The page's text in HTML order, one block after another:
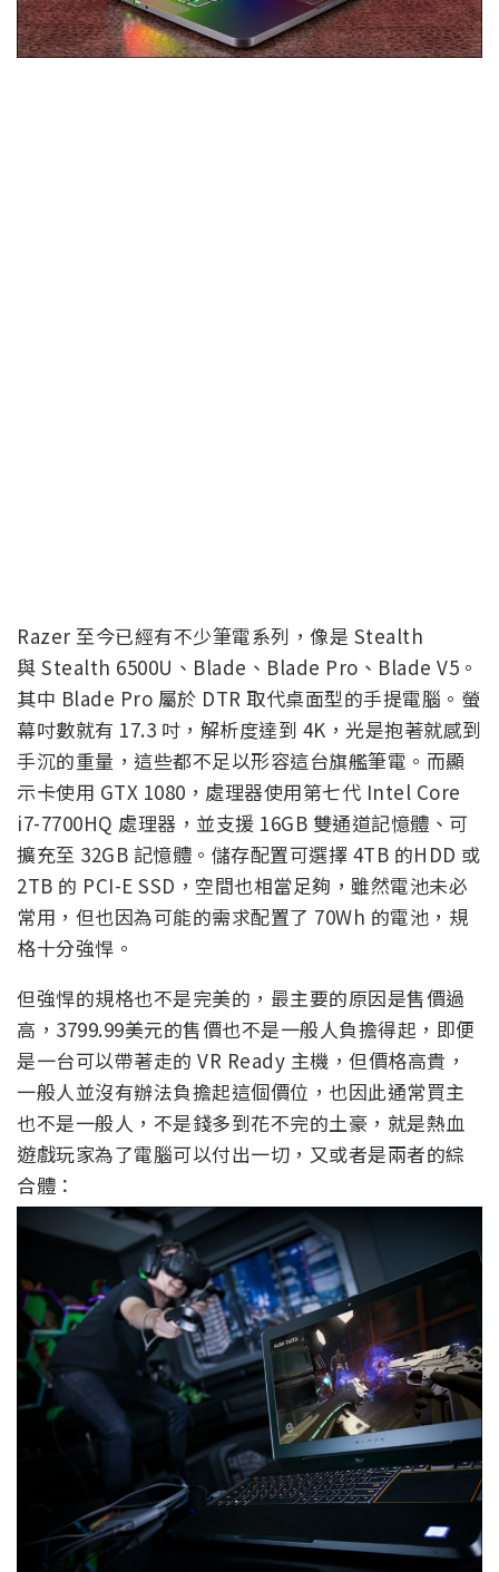
Razer 至今已經有不少筆電系列，像是 Stealth
與 Stealth 6500U、Blade、Blade Pro、Blade V5。
其中 Blade Pro 屬於 DTR 取代桌面型的手提電腦。螢
幕吋數就有 17.3 吋，解析度達到 4K，光是抱著就感到
手沉的重量，這些都不足以形容這台旗艦筆電。而顯
示卡使用 GTX 1080，處理器使用第七代 Intel Core
i7-7700HQ 處理器，並支援 16GB 雙通道記憶體、可
擴充至 32GB 記憶體。儲存配置可選擇 4TB 的HDD 或
2TB 的 PCI-E SSD，空間也相當足夠，雖然電池未必
常用，但也因為可能的需求配置了 70Wh 的電池，規
格十分強悍。
但強悍的規格也不是完美的，最主要的原因是售價過
高，3799.99美元的售價也不是一般人負擔得起，即便
是一台可以帶著走的 VR Ready 主機，但價格高貴，
一般人並沒有辦法負擔起這個價位，也因此通常買主
也不是一般人，不是錢多到花不完的土豪，就是熱血
遊戲玩家為了電腦可以付出一切，又或者是兩者的綜
合體：